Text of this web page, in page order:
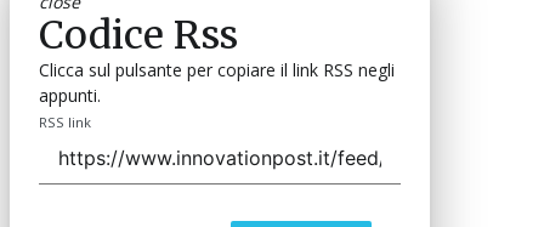
Codice Rss
Clicca sul pulsante per copiare il link RSS negli
appunti.
RSS link